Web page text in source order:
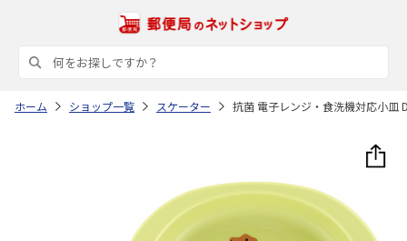
ホーム ショップ一覧 スケーター 抗菌 電子レンジ・食洗機対応小皿